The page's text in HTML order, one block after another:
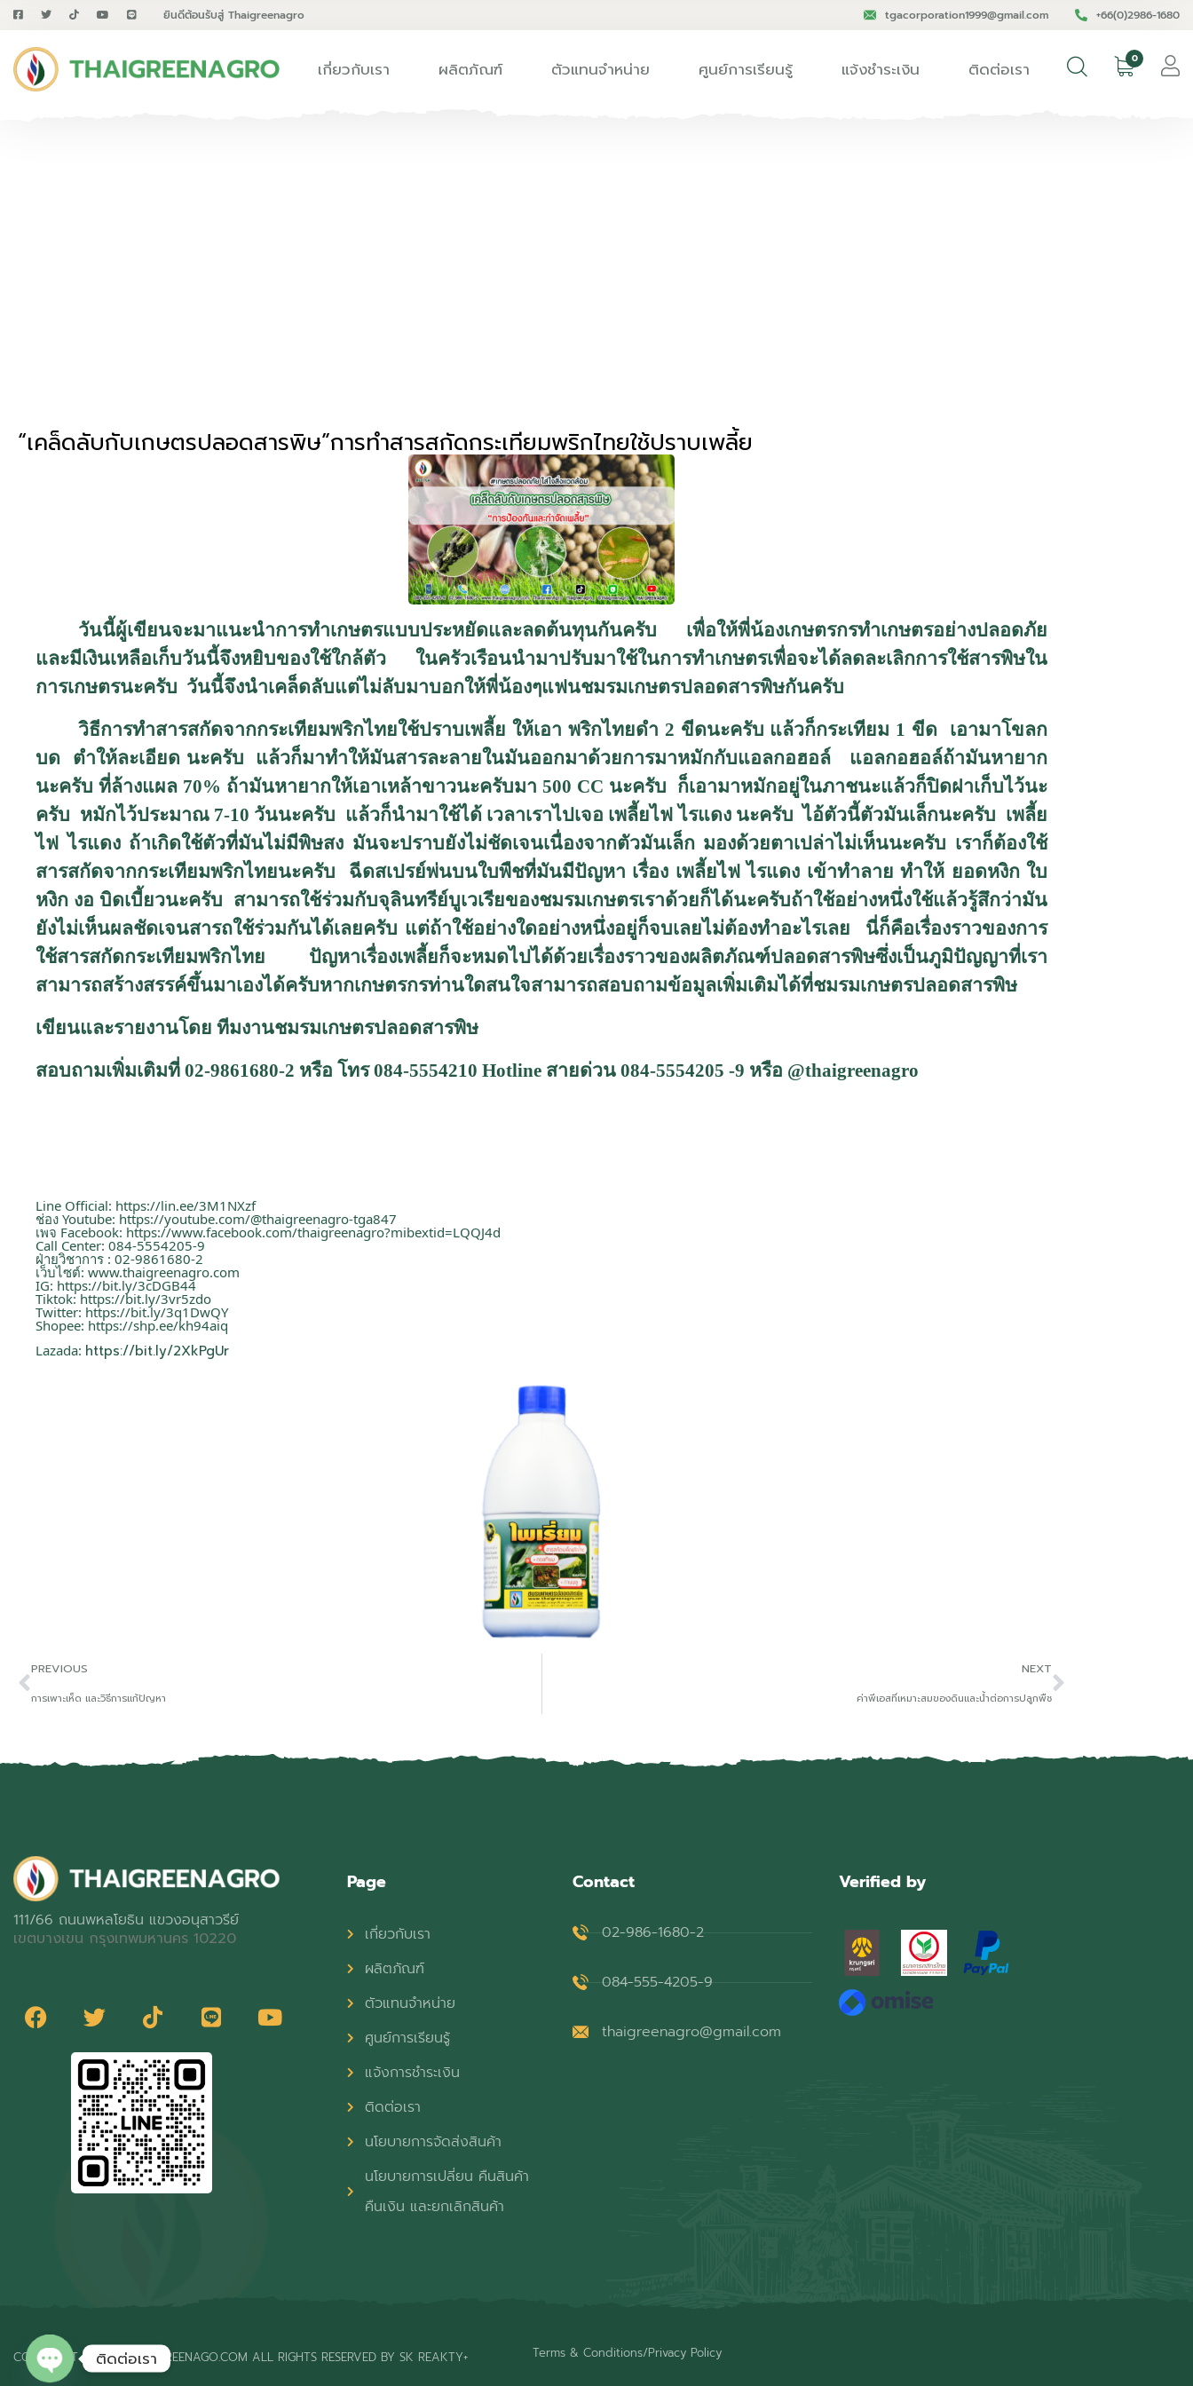
ยินดีต้อนรับสู่ Thaigreenagro tgacorporation1999@gmail.com +66(0)2986-1680
เกี่ยวกับเรา ผลิตภัณฑ์ ตัวแทนจำหน่าย ศูนย์การเรียนรู้ แจ้งชำระเงิน ติดต่อเรา 0
“เคล็ดลับกับเกษตรปลอดสารพิษ”การทําสารสกัดกระเทียมพริกไทยใช้ปราบเพลี้ย
วันนี้ผู้เขียนจะมาแนะนำการทำเกษตรแบบประหยัดและลดต้นทุนกันครับ เพื่อให้พี่น้องเกษตรกรทำเกษตรอย่างปลอดภัย
และมีเงินเหลือเก็บวันนี้จึงหยิบของใช้ใกล้ตัว ในครัวเรือนนำมาปรับมาใช้ในการทำเกษตรเพื่อจะได้ลดละเลิกการใช้สารพิษใน
การเกษตรนะครับ วันนี้จึงนำเคล็ดลับแต่ไม่ลับมาบอกให้พี่น้องๆแฟนชมรมเกษตรปลอดสารพิษกันครับ
วิธีการทำสารสกัดจากกระเทียมพริกไทยใช้ปราบเพลี้ย ให้เอา พริกไทยดำ 2 ขีดนะครับ แล้วก็กระเทียม 1 ขีด เอามาโขลก
บด ตำให้ละเอียด นะครับ แล้วก็มาทำให้มันสารละลายในมันออกมาด้วยการมาหมักกับแอลกอฮอล์ แอลกอฮอล์ถ้ามันหายาก
นะครับ ที่ล้างแผล 70% ถ้ามันหายากให้เอาเหล้าขาวนะครับมา 500 CC นะครับ ก็เอามาหมักอยู่ในภาชนะแล้วก็ปิดฝาเก็บไว้นะ
ครับ หมักไว้ประมาณ 7-10 วันนะครับ แล้วก็นำมาใช้ได้ เวลาเราไปเจอ เพลี้ยไฟ ไรแดง นะครับ ไอ้ตัวนี้ตัวมันเล็กนะครับ เพลี้ย
ไฟ ไรแดง ถ้าเกิดใช้ตัวที่มันไม่มีพิษสง มันจะปราบยังไม่ชัดเจนเนื่องจากตัวมันเล็ก มองด้วยตาเปล่าไม่เห็นนะครับ เราก็ต้องใช้
สารสกัดจากกระเทียมพริกไทยนะครับ ฉีดสเปรย์พ่นบนใบพืชที่มันมีปัญหา เรื่อง เพลี้ยไฟ ไรแดง เข้าทำลาย ทำให้ ยอดหงิก ใบ
หงิก งอ บิดเบี้ยวนะครับ สามารถใช้ร่วมกับจุลินทรีย์บูเวเรียของชมรมเกษตรเราด้วยก็ได้นะครับถ้าใช้อย่างหนึ่งใช้แล้วรู้สึกว่ามัน
ยังไม่เห็นผลชัดเจนสารถใช้ร่วมกันได้เลยครับ แต่ถ้าใช้อย่างใดอย่างหนึ่งอยู่ก็จบเลยไม่ต้องทำอะไรเลย นี่ก็คือเรื่องราวของการ
ใช้สารสกัดกระเทียมพริกไทย ปัญหาเรื่องเพลี้ยก็จะหมดไปได้ด้วยเรื่องราวของผลิตภัณฑ์ปลอดสารพิษซึ่งเป็นภูมิปัญญาที่เรา
สามารถสร้างสรรค์ขึ้นมาเองได้ครับหากเกษตรกรท่านใดสนใจสามารถสอบถามข้อมูลเพิ่มเติมได้ที่ชมรมเกษตรปลอดสารพิษ
เขียนและรายงานโดย ทีมงานชมรมเกษตรปลอดสารพิษ
สอบถามเพิ่มเติมที่ 02-9861680-2 หรือ โทร 084-5554210 Hotline สายด่วน 084-5554205 -9 หรือ @thaigreenagro
Line Official: https://lin.ee/3M1NXzf
ช่อง Youtube: https://youtube.com/@thaigreenagro-tga847
เพจ Facebook: https://www.facebook.com/thaigreenagro?mibextid=LQQJ4d
Call Center: 084-5554205-9
ฝ่ายวิชาการ : 02-9861680-2
เว็บไซต์: www.thaigreenagro.com
IG: https://bit.ly/3cDGB44
Tiktok: https://bit.ly/3vr5zdo
Twitter: https://bit.ly/3q1DwQY
Shopee: https://shp.ee/kh94aiq
Lazada: https://bit.ly/2XkPgUr
PREVIOUS
การเพาะเห็ด และวิธีการแก้ปัญหา
NEXT
ค่าพีเอสที่เหมาะสมของดินและน้ำต่อการปลูกพืช
111/66 ถนนพหลโยธิน แขวงอนุสาวรีย์
เขตบางเขน กรุงเทพมหานคร 10220
Page
เกี่ยวกับเรา
ผลิตภัณฑ์
ตัวแทนจำหน่าย
ศูนย์การเรียนรู้
แจ้งการชำระเงิน
ติดต่อเรา
นโยบายการจัดส่งสินค้า
นโยบายการเปลี่ยน คืนสินค้า
คืนเงิน และยกเลิกสินค้า
Contact
02-986-1680-2
084-555-4205-9
thaigreenagro@gmail.com
Verified by
COPYRIGHT © 2026 THAIGREENAGO.COM ALL RIGHTS RESERVED BY SK REAKTY+ Terms & Conditions/Privacy Policy
ติดต่อเรา